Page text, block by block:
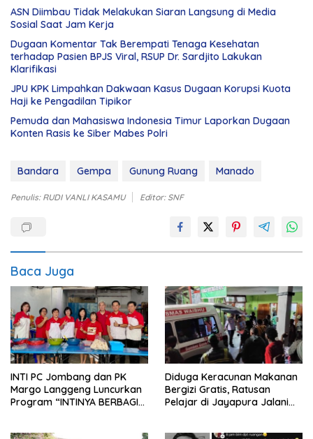
ASN Diimbau Tidak Melakukan Siaran Langsung di Media
Sosial Saat Jam Kerja
Dugaan Komentar Tak Berempati Tenaga Kesehatan
terhadap Pasien BPJS Viral, RSUP Dr. Sardjito Lakukan
Klarifikasi
JPU KPK Limpahkan Dakwaan Kasus Dugaan Korupsi Kuota
Haji ke Pengadilan Tipikor
Pemuda dan Mahasiswa Indonesia Timur Laporkan Dugaan
Konten Rasis ke Siber Mabes Polri
Bandara Gempa Gunung Ruang Manado
Penulis: RUDI VANLI KASAMU Editor: SNF
Baca Juga
INTI PC Jombang dan PK
Margo Langgeng Luncurkan
Program “INTINYA BERBAGI”,
Diduga Keracunan Makanan
Bergizi Gratis, Ratusan
Pelajar di Jayapura Jalani